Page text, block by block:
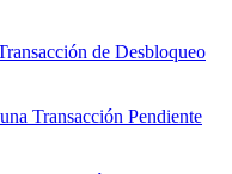
de Desbloqueo
Transacción Pendiente